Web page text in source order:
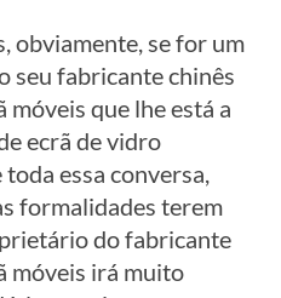
obviamente, se for um
seu fabricante chinês
que lhe está a
ecrã de vidro
essa conversa,
formalidades terem
do fabricante
móveis irá muito